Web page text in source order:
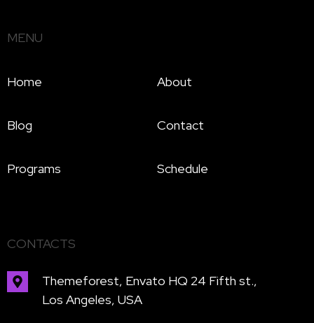
MENU
Home About
Blog Contact
Programs Schedule
CONTACTS
Themeforest, Envato HQ 24 Fifth st.,
Los Angeles, USA